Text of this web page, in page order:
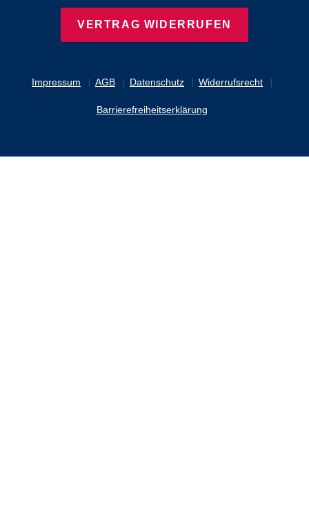
Impressum AGB Datenschutz Widerrufsrecht
Barrierefreiheitserklärung
VERTRAG WIDERRUFEN